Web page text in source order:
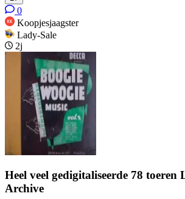
0
Koopjesjaagster
Lady-Sale
2j
Heel veel gedigitaliseerde 78 toeren
Archive